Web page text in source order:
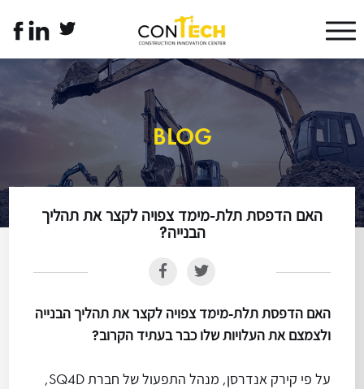
לעמוד
עברית
linkedintwitter
BLOG
האם הדפסת תלת-מימד צפויה לקצר את תהליך
הבנייה?
האם הדפסת תלת-מימד צפויה לקצר את תהליך הבנייה
ולצמצם את העלויות שלו כבר בעתיד הקרוב?
על פי קירק אנדרסן, מנהל התפעול של חברת SQ4D,